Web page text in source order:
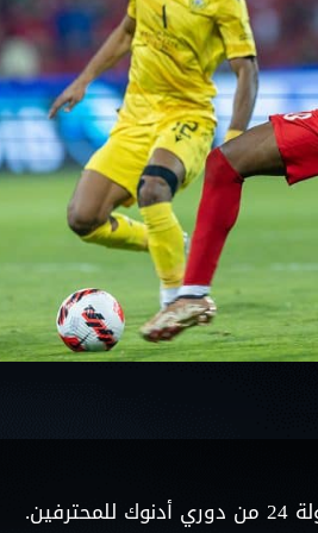
سوبر شيلد الإمارات العربية
المتحدة - قطرات
درع التحدي